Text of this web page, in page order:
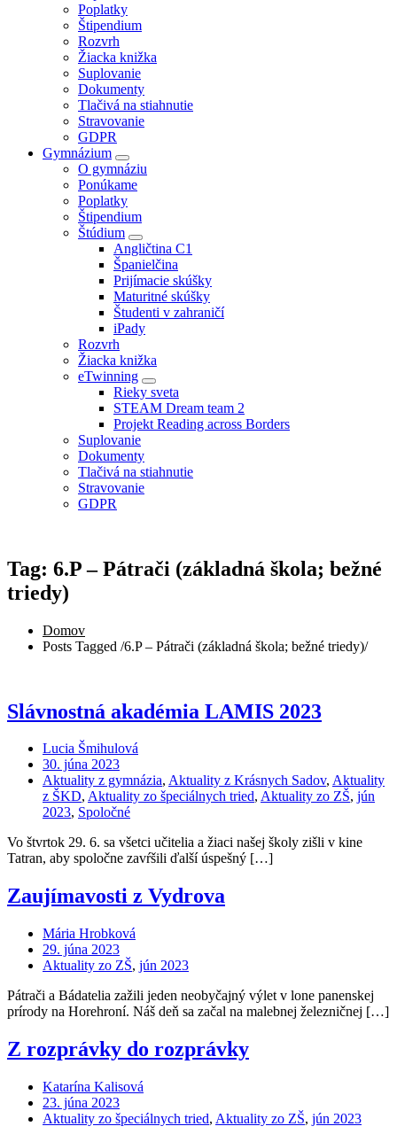
Poplatky
Štipendium
Rozvrh
Žiacka knižka
Suplovanie
Dokumenty
Tlačivá na stiahnutie
Stravovanie
GDPR
Gymnázium
O gymnáziu
Ponúkame
Poplatky
Štipendium
Štúdium
Angličtina C1
Španielčina
Prijímacie skúšky
Maturitné skúšky
Študenti v zahraničí
iPady
Rozvrh
Žiacka knižka
eTwinning
Rieky sveta
STEAM Dream team 2
Projekt Reading across Borders
Suplovanie
Dokumenty
Tlačivá na stiahnutie
Stravovanie
GDPR
Tag: 6.P – Pátrači (základná škola; bežné
triedy)
Domov
Posts Tagged /6.P – Pátrači (základná škola; bežné triedy)/
Slávnostná akadémia LAMIS 2023
Lucia Šmihulová
30. júna 2023
Aktuality z gymnázia, Aktuality z Krásnych Sadov, Aktuality
z ŠKD, Aktuality zo špeciálnych tried, Aktuality zo ZŠ, jún
2023, Spoločné
Vo štvrtok 29. 6. sa všetci učitelia a žiaci našej školy zišli v kine
Tatran, aby spoločne zavŕšili ďalší úspešný […]
Zaujímavosti z Vydrova
Mária Hrobková
29. júna 2023
Aktuality zo ZŠ, jún 2023
Pátrači a Bádatelia zažili jeden neobyčajný výlet v lone panenskej
prírody na Horehroní. Náš deň sa začal na malebnej železničnej […]
Z rozprávky do rozprávky
Katarína Kalisová
23. júna 2023
Aktuality zo špeciálnych tried, Aktuality zo ZŠ, jún 2023